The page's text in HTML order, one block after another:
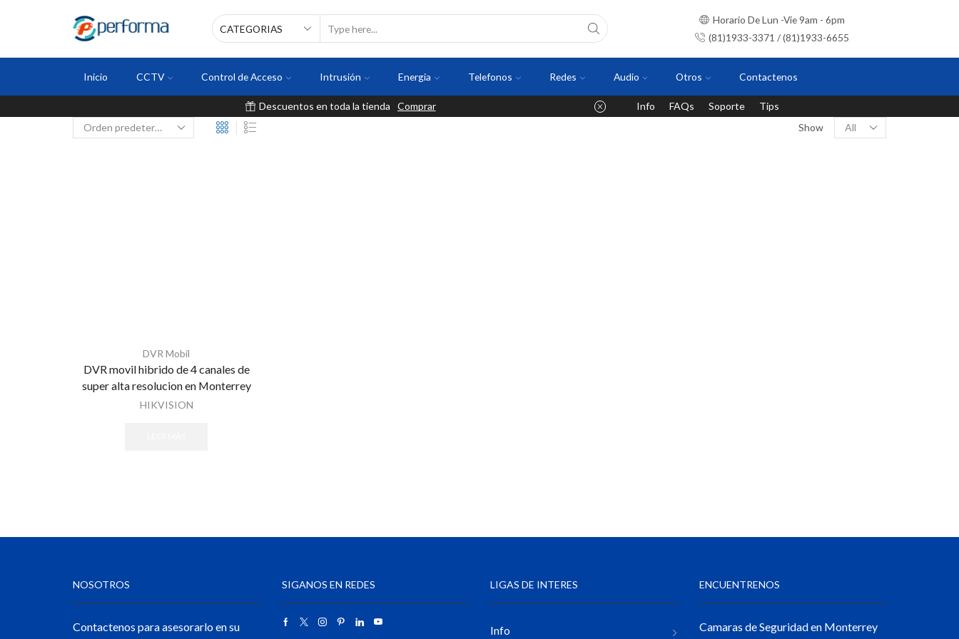
Horario De Lun -Vie 9am - 6pm
(81)1933-3371 / (81)1933-6655
Inicio CCTV Control de Acceso Intrusión Energia Telefonos Redes Audio Otros Contactenos
Descuentos en toda la tienda Comprar Info FAQs Soporte
Tips
Show
DVR Mobil
DVR movil hibrido de 4 canales de
super alta resolucion en Monterrey
HIKVISION
NOSOTROS
Contactenos para asesorarlo en su
SIGANOS EN REDES LIGAS DE INTERES
Info
ENCUENTRENOS
Camaras de Seguridad en Monterrey